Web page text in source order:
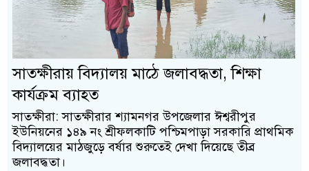
সাতক্ষীরায় বিদ্যালয় মাঠে জলাবদ্ধতা, শিক্ষা
কার্যক্রম ব্যাহত
সাতক্ষীরা: সাতক্ষীরার শ্যামনগর উপজেলার ঈশ্বরীপুর
ইউনিয়নের ১৪৯ নং শ্রীফলকাটি পশ্চিমপাড়া সরকারি প্রাথমিক
বিদ্যালয়ের মাঠজুড়ে বর্ষার শুরুতেই দেখা দিয়েছে তীব্র
জলাবদ্ধতা।